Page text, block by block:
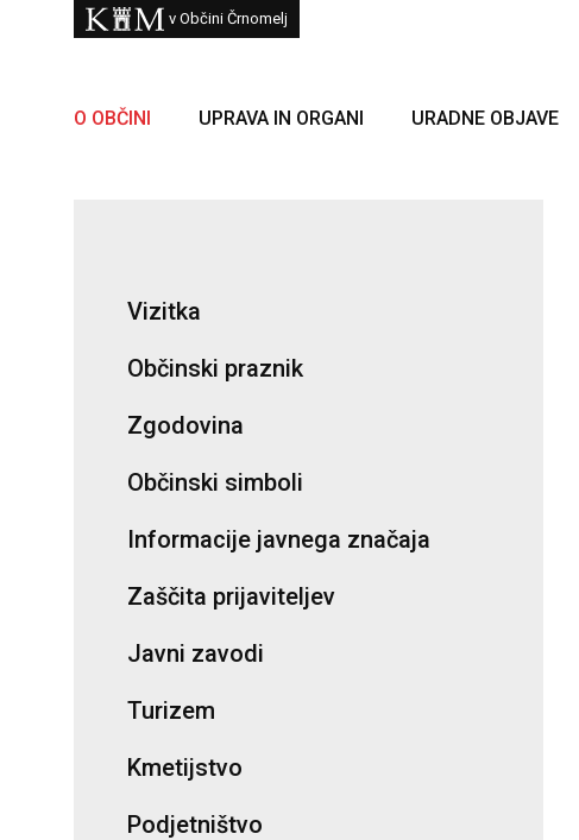
Skoči na vsebino Kam
v Občini Črnomelj
O OBČINI UPRAVA IN ORGANI URADNE OBJAVE
Vizitka
Občinski praznik
Zgodovina
Občinski simboli
Informacije javnega značaja
Zaščita prijaviteljev
Javni zavodi
Turizem
Kmetijstvo
Podjetništvo